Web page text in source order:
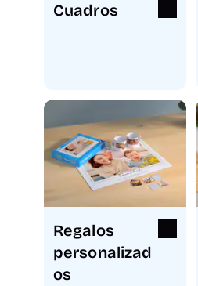
Cuadros
Regalos
personalizad
os